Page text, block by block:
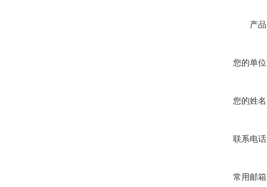
产
您的单
您的姓
联系电
常用邮